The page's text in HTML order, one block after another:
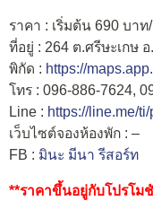
ราคา : เริ่มต้น 690 บา
ที่อยู่ : 264 ต.ศรีษะเกษ
พิกัด : https://
โทร : 096-886-7624,
Line : https://line.me/
เว็บไซต์จองห้องพัก : –
FB : มินะ มีนา รีสอร์ท
**ราคาขึ้นอยู่กับโปรโม